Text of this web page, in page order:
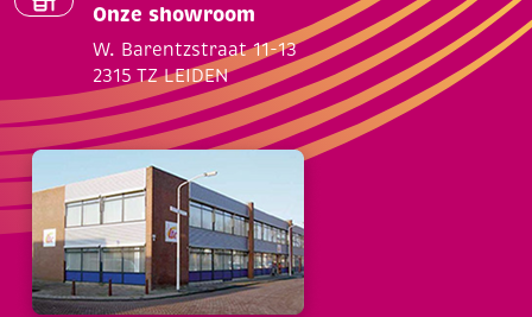
Onze showroom
W. Barentzstraat 11-13
2315 TZ LEIDEN